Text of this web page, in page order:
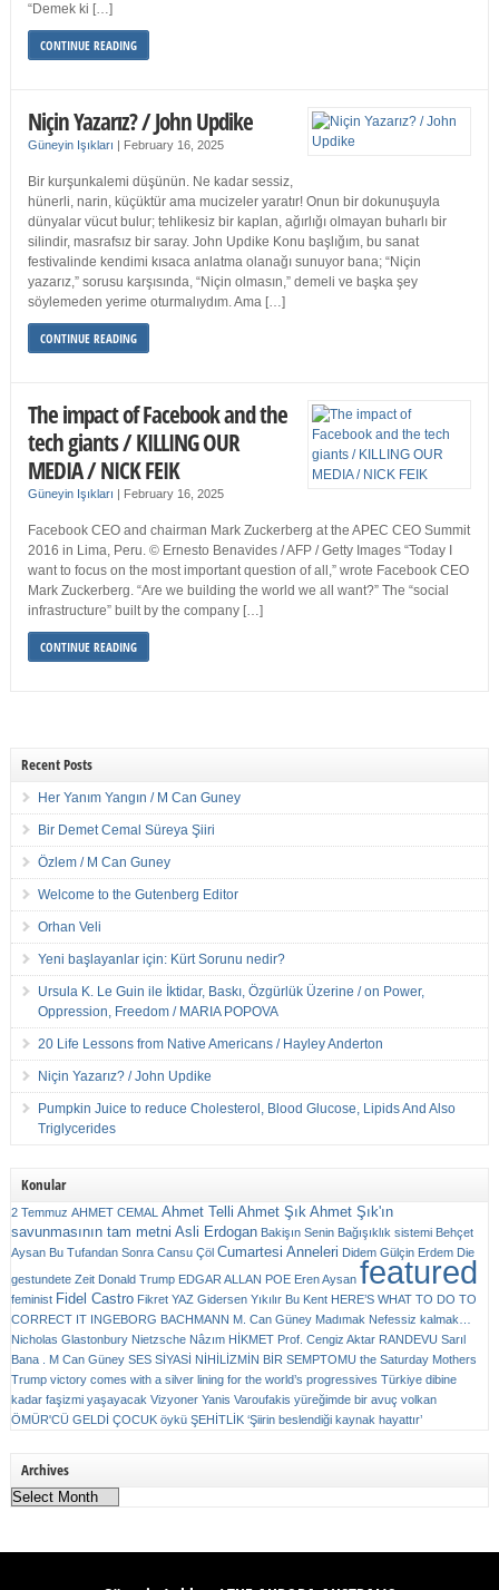
“Demek ki […]
CONTINUE READING
Niçin Yazarız? / John Updike
Güneyin Işıkları | February 16, 2025
Bir kurşunkalemi düşünün. Ne kadar sessiz,
hünerli, narin, küçüktür ama mucizeler yaratır! Onun bir dokunuşuyla
dünyalar vücut bulur; tehlikesiz bir kaplan, ağırlığı olmayan buharlı bir
silindir, masrafsız bir saray. John Updike Konu başlığım, bu sanat
festivalinde kendimi kısaca anlatma olanağı sunuyor bana; “Niçin
yazarız,” sorusu karşısında, “Niçin olmasın,” demeli ve başka şey
söylemeden yerime oturmalıydım. Ama […]
CONTINUE READING
The impact of Facebook and the
tech giants / KILLING OUR
MEDIA / NICK FEIK
Güneyin Işıkları | February 16, 2025
Facebook CEO and chairman Mark Zuckerberg at the APEC CEO Summit
2016 in Lima, Peru. © Ernesto Benavides / AFP / Getty Images “Today I
want to focus on the most important question of all,” wrote Facebook CEO
Mark Zuckerberg. “Are we building the world we all want?” The “social
infrastructure” built by the company […]
CONTINUE READING
Recent Posts
Her Yanım Yangın / M Can Guney
Bir Demet Cemal Süreya Şiiri
Özlem / M Can Guney
Welcome to the Gutenberg Editor
Orhan Veli
Yeni başlayanlar için: Kürt Sorunu nedir?
Ursula K. Le Guin ile İktidar, Baskı, Özgürlük Üzerine / on Power,
Oppression, Freedom / MARIA POPOVA
20 Life Lessons from Native Americans / Hayley Anderton
Niçin Yazarız? / John Updike
Pumpkin Juice to reduce Cholesterol, Blood Glucose, Lipids And Also
Triglycerides
Konular
2 Temmuz AHMET CEMAL Ahmet Telli Ahmet Şık Ahmet Şık'ın
savunmasının tam metni Asli Erdogan Bakişın Senin Bağışıklık sistemi Behçet
Aysan Bu Tufandan Sonra Cansu Çöl Cumartesi Anneleri Didem Gülçin Erdem Die
gestundete Zeit Donald Trump EDGAR ALLAN POE Eren Aysan featured
feminist Fidel Castro Fikret YAZ Gidersen Yıkılır Bu Kent HERE’S WHAT TO DO TO
CORRECT IT INGEBORG BACHMANN M. Can Güney Madımak Nefessiz kalmak…
Nicholas Glastonbury Nietzsche Nâzım HİKMET Prof. Cengiz Aktar RANDEVU Sarıl
Bana . M Can Güney SES SİYASİ NİHİLİZMİN BİR SEMPTOMU the Saturday Mothers
Trump victory comes with a silver lining for the world’s progressives Türkiye dibine
kadar faşizmi yaşayacak Vizyoner Yanis Varoufakis yüreğimde bir avuç volkan
ÖMÜR'CÜ GELDİ ÇOCUK öykü ŞEHİTLİK ‘Şiirin beslendiği kaynak hayattır’
Archives
Archives